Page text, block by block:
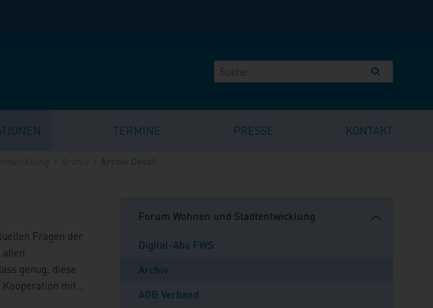
TERMINE PRESSE KONTAKT
Archiv Archiv Detail
Fragen der
allen
genug, diese
Kooperation mit
hiermit
Forum Wohnen und Stadtentwicklung
Digital-Abo FWS
Archiv
AGB Verband